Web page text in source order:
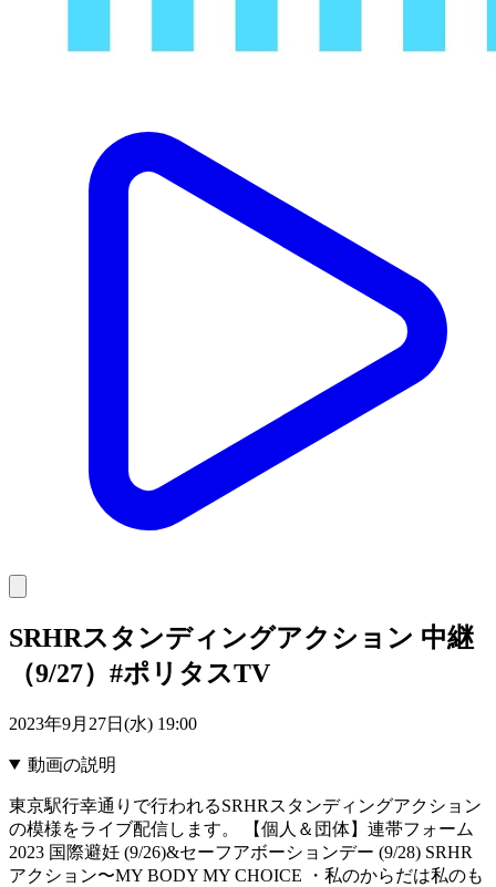
SRHRスタンディングアクション 中継
（9/27）#ポリタスTV
2023年9月27日(水) 19:00
動画の説明
東京駅行幸通りで行われるSRHRスタンディングアクション
の模様をライブ配信します。 【個人＆団体】連帯フォーム
2023 国際避妊 (9/26)&セーフアボーションデー (9/28) SRHR
アクション〜MY BODY MY CHOICE ・私のからだは私のも